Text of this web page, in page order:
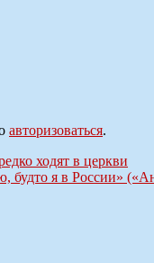
авторизоваться.
ходят в церкви
будто я в России»